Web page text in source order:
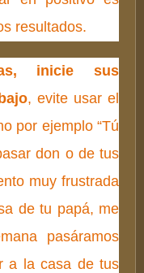
resultados.
inicie sus
, evite usar el
por ejemplo “Tú
don o de tus
muy frustrada
de tu papá, me
pasáramos
a la casa de tus